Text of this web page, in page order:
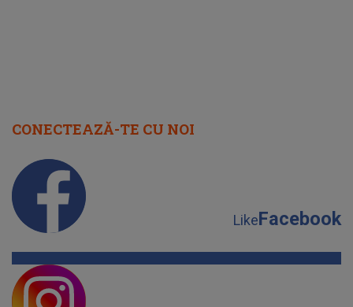
CONECTEAZĂ-TE CU NOI
LikeFacebook